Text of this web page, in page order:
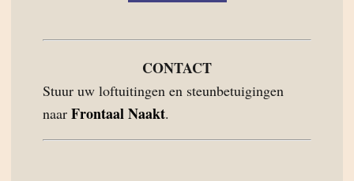
CONTACT
Stuur uw loftuitingen en steunbetuigingen
naar Frontaal Naakt.